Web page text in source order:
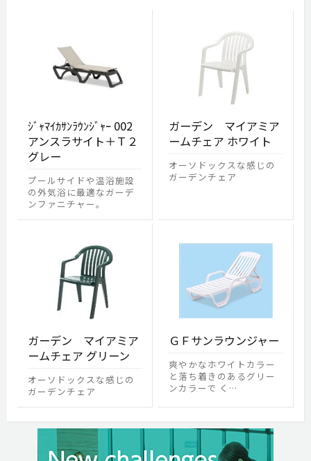
ｼﾞｬﾏｲｶｻﾝﾗｳﾝｼﾞｬｰ 002
アンスラサイト＋Ｔ２
グレー
プールサイドや温浴施設
の外気浴に最適なガーデ
ンファニチャー。
ガーデン マイアミア
ームチェア ホワイト
オーソドックスな感じの
ガーデンチェア
ガーデン マイアミア
ームチェア グリーン
オーソドックスな感じの
ガーデンチェア
ＧＦサンラウンジャー
爽やかなホワイトカラー
と落ち着きのあるグリー
ンカラーで く…